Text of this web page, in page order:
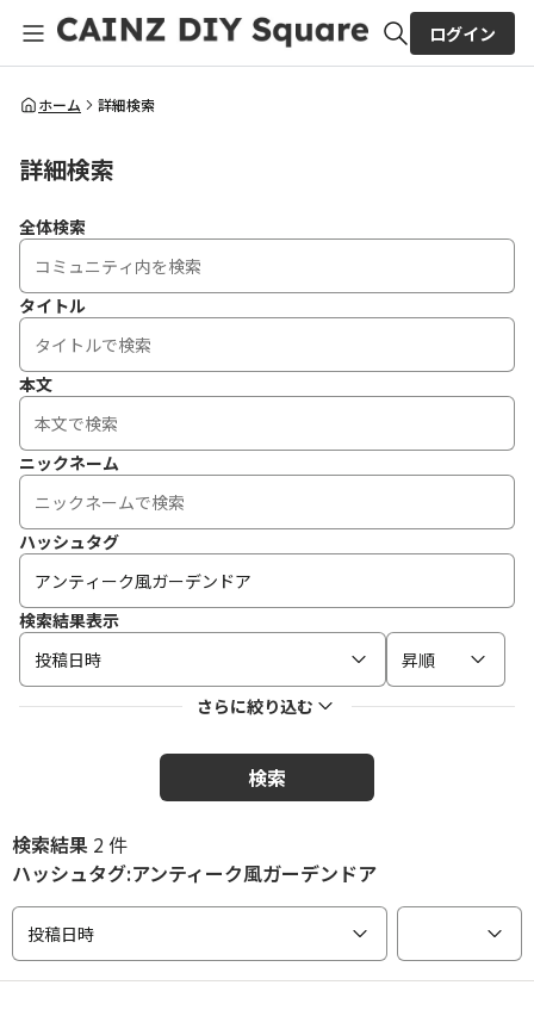
全体検索
ログイン
ホーム 詳細検索
詳細検索
全体検索
タイトル
本文
ニックネーム
ハッシュタグ
検索結果表示
投稿日時
昇順
さらに絞り込む
検索
検索結果 2 件
ハッシュタグ:アンティーク風ガーデンドア
投稿日時